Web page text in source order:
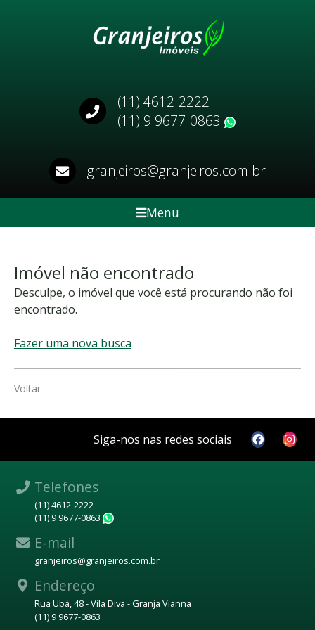
(11) 4612-2222
(11) 9 9677-0863
granjeiros@granjeiros.com.br
Menu
Imóvel não encontrado
Desculpe, o imóvel que você está procurando não foi
encontrado.
Fazer uma nova busca
Voltar
Siga-nos nas redes sociais
Telefones
(11) 4612-2222
(11) 9 9677-0863
E-mail
granjeiros@granjeiros.com.br
Endereço
Rua Ubá, 48 - Vila Diva - Granja Vianna
(11) 9 9677-0863